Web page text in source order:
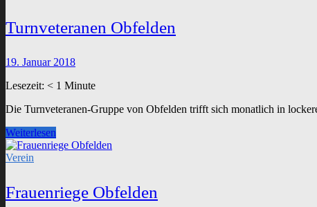
Turnveteranen Obfelden
19. Januar 2018
Lesezeit: < 1 Minute
Die Turnveteranen-Gruppe von Obfelden trifft sich monatlich in
Turnveteranen
Obfelden
Weiterlesen
Verein
Frauenriege Obfelden